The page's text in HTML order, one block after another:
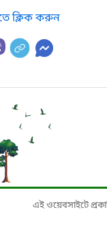
ক্লিক করুন
এই ওয়েবসাইটে